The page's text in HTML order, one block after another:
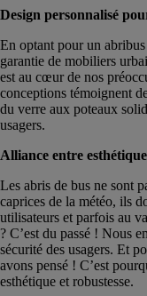
Design personnalisé
En optant pour un
garantie de mobiliers
est au cœur de nos
conceptions témoignent
du verre aux poteaux
usagers.
Alliance entre
Les abris de bus ne sont
caprices de la météo, ils
utilisateurs et parfois au
? C’est du passé ! Nous
sécurité des usagers. Et
avons pensé ! C’est
esthétique et robustesse.